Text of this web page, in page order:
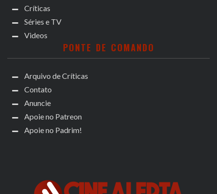
Críticas
Séries e TV
Videos
PONTE DE COMANDO
Arquivo de Críticas
Contato
Anuncie
Apoie no Patreon
Apoie no Padrim!